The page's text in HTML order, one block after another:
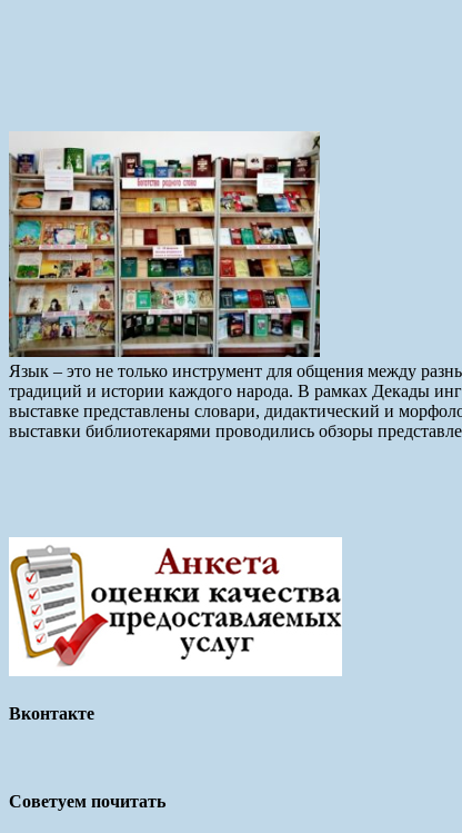
Язык – это не только инструмент для общения между
традиций и истории каждого народа. В рамках Декады
выставке представлены словари, дидактический и
выставки библиотекарями проводились обзоры
Вконтакте
Советуем почитать